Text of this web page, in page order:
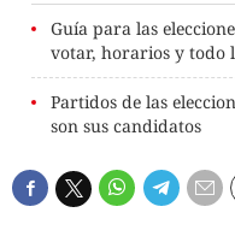
Guía para las
votar, horarios y todo
Partidos de las
son sus candidatos